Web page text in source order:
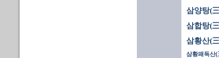
삼양탕(
삼합탕(
삼황산(
삼황패독산